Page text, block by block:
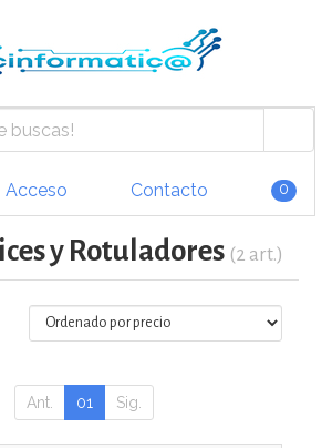
Acceso Contacto 0
y Rotuladores (2 art.)
Ant. 01 Sig.